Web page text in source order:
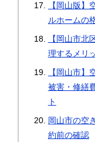
【岡山版】
ルホームの
【岡山市北
理するメリ
【岡山市】
被害・修繕
ト
岡山市の空
約前の確認